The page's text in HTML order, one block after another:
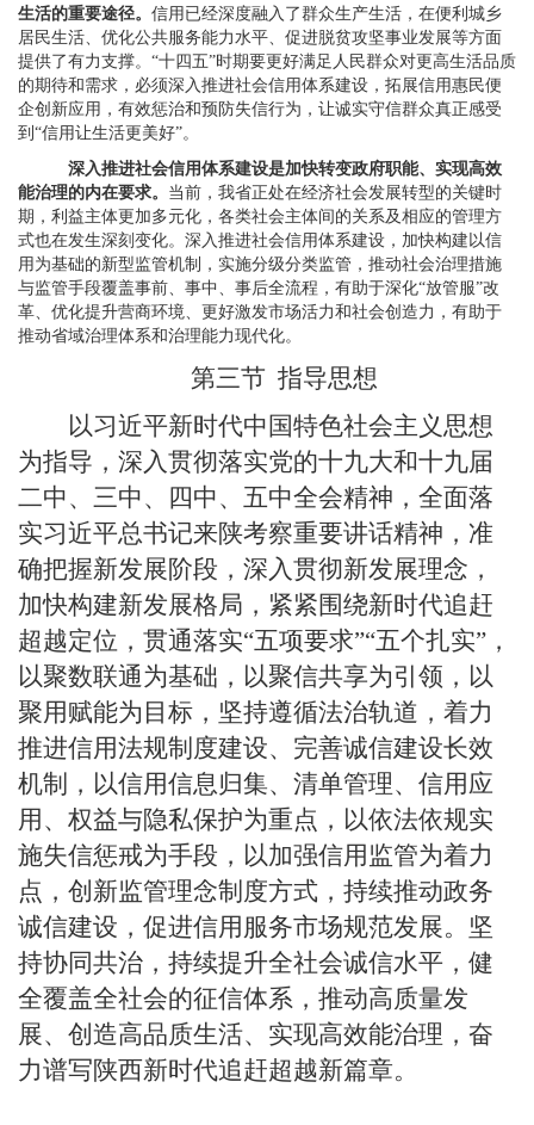
生活的重要途径。 信用已经深度融入了群众生产生活，在便利城乡
居民生活、优化公共服务能力水平、促进脱贫攻坚事业发展等方面
提供了有力支撑。“十四五”时期要更好满足人民群众对更高生活品质
的期待和需求，必须深入推进社会信用体系建设，拓展信用惠民便
企创新应用，有效惩治和预防失信行为，让诚实守信群众真正感受
到“信用让生活更美好”。
深入推进社会信用体系建设是加快转变政府职能、实现高效
能治理的内在要求。 当前，我省正处在经济社会发展转型的关键时
期，利益主体更加多元化，各类社会主体间的关系及相应的管理方
式也在发生深刻变化。深入推进社会信用体系建设，加快构建以信
用为基础的新型监管机制，实施分级分类监管，推动社会治理措施
与监管手段覆盖事前、事中、事后全流程，有助于深化“放管服”改
革、优化提升营商环境、更好激发市场活力和社会创造力，有助于
推动省域治理体系和治理能力现代化。
第三节 指导思想
以习近平新时代中国特色社会主义思想
为指导，深入贯彻落实党的十九大和十九届
二中、三中、四中、五中全会精神，全面落
实习近平总书记来陕考察重要讲话精神，准
确把握新发展阶段，深入贯彻新发展理念，
加快构建新发展格局，紧紧围绕新时代追赶
超越定位，贯通落实“五项要求”“五个扎实”，
以聚数联通为基础，以聚信共享为引领，以
聚用赋能为目标，坚持遵循法治轨道，着力
推进信用法规制度建设、完善诚信建设长效
机制，以信用信息归集、清单管理、信用应
用、权益与隐私保护为重点，以依法依规实
施失信惩戒为手段，以加强信用监管为着力
点，创新监管理念制度方式，持续推动政务
诚信建设，促进信用服务市场规范发展。坚
持协同共治，持续提升全社会诚信水平，健
全覆盖全社会的征信体系，推动高质量发
展、创造高品质生活、实现高效能治理，奋
力谱写陕西新时代追赶超越新篇章。